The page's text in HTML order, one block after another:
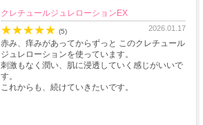
クレチュールジュレローションEX
★★★★★ (5) 2026.01.17
赤み、痒みがあってからずっと このクレチュール
ジュレローションを使っています。
刺激もなく潤い、肌に浸透していく感じがいいで
す。
これからも、続けていきたいです。